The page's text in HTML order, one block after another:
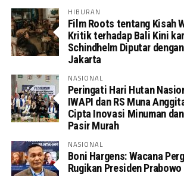
HIBURAN
Film Roots tentang Kisah
Kritik terhadap Bali Kini
Schindhelm Diputar
Jakarta
NASIONAL
Peringati Hari Hutan
IWAPI dan RS Muna
Cipta Inovasi Minuman
Pasir Murah
NASIONAL
Boni Hargens: Wacana
Rugikan Presiden Prabowo